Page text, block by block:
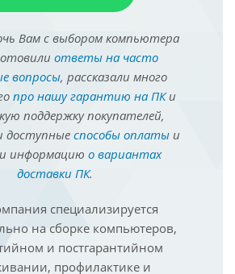
Вам с выбором компьютера
ответы на часто
вопросы, рассказали много
про нашу гарантию на ПКи
поддержку покупателей,
доступныеспособы оплатыи
информацию о вариантах
доставки ПК.
специализируется
на сборке компьютеров,
и постгарантийном
профилактике и